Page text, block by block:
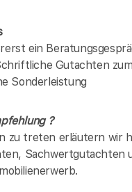
ein
Gutachten
Sonderleistung
?
zu treten erläutern wir
Sachwertgutachten